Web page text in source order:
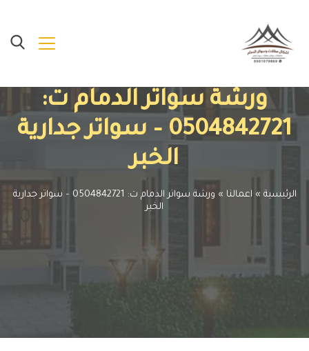
ورشة سواتر الدمام ت:
0504842721 – سواتر جدارية
الخبر
الرئيسية » اعمالنا »
ورشة سواتر الدمام ت: 0504842721 – سواتر جدارية
الخبر